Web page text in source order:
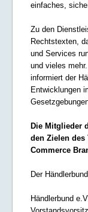
einfaches,
Zu den
Rechtstexten,
und Services
und vieles
informiert der
Entwicklungen
Die Mitglieder
den Zielen des
Commerce
Der
Händlerbund